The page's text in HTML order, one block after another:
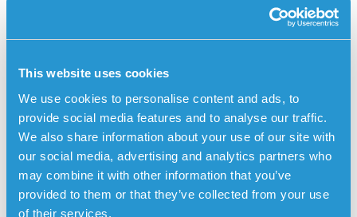
This website uses cookies
We use cookies to personalise content and ads, to
provide social media features and to analyse our traffic.
We also share information about your use of our site with
our social media, advertising and analytics partners who
may combine it with other information that you’ve
provided to them or that they’ve collected from your use
of their services.
, som betyr at klokken avgir